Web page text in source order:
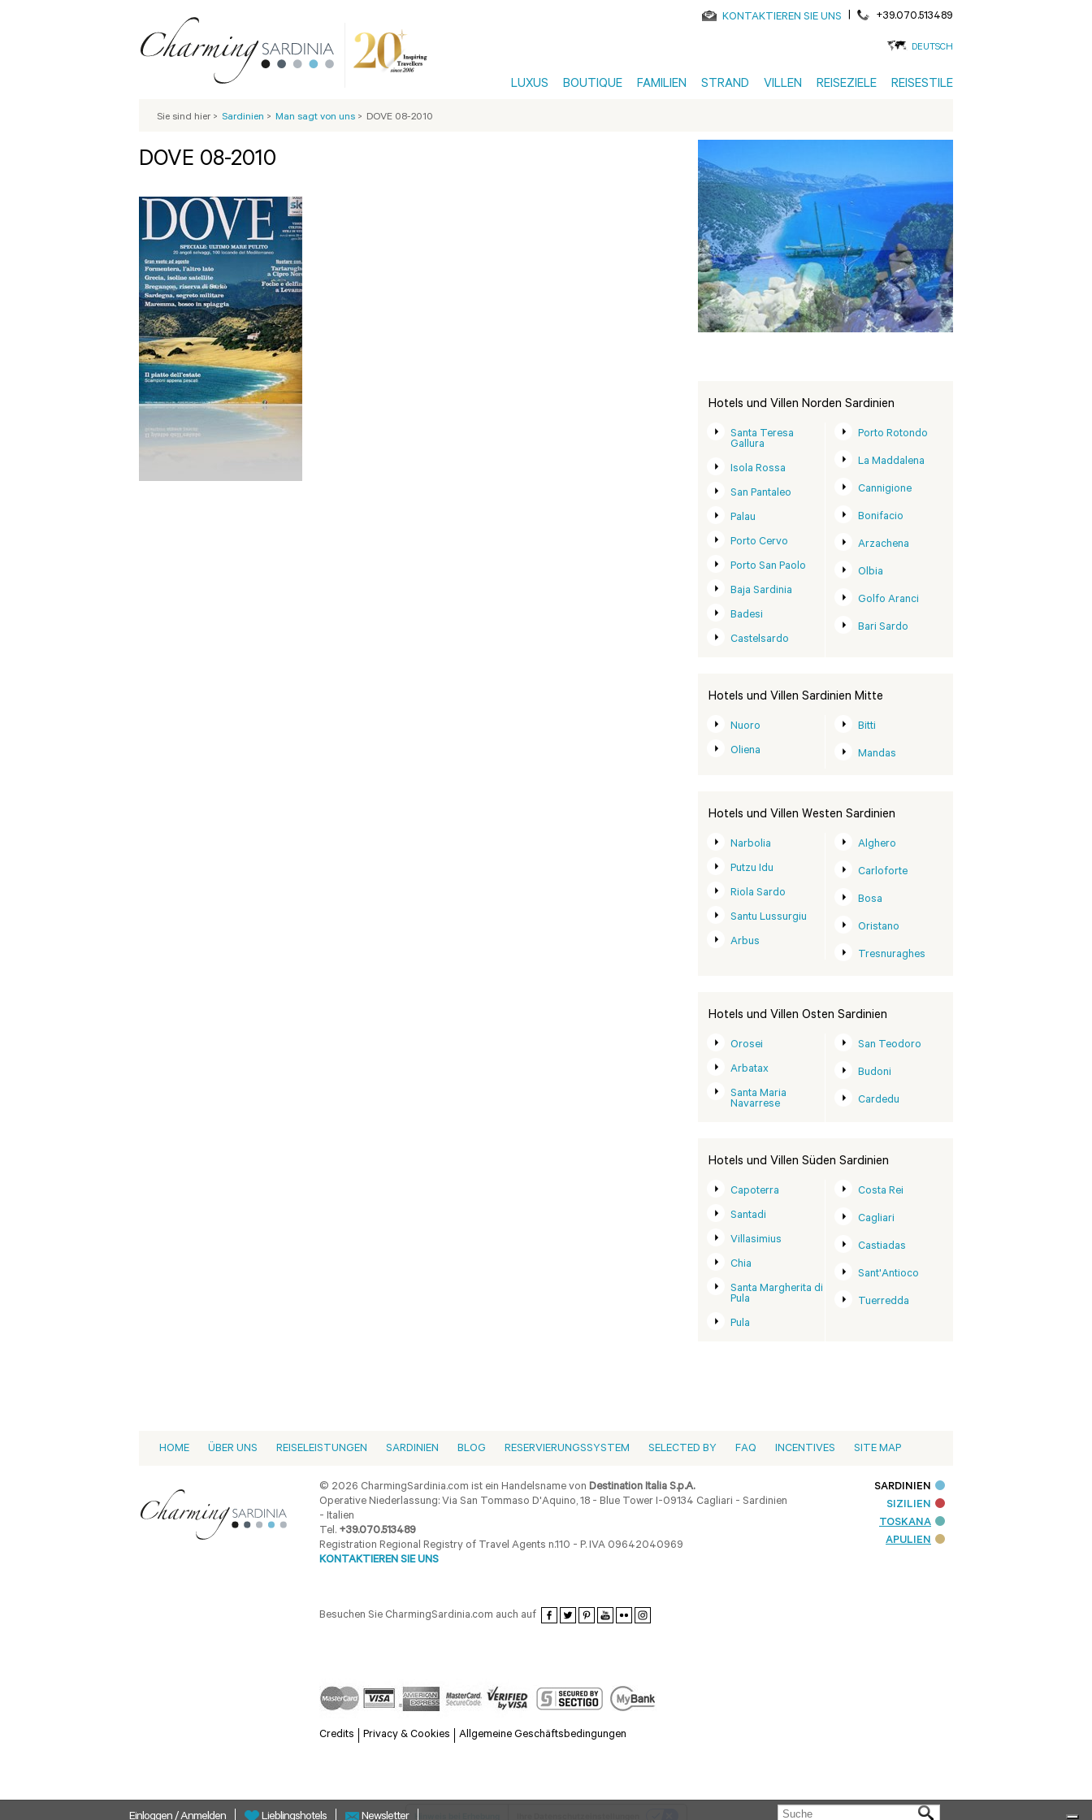
KONTAKTIEREN SIE UNS | +39.070.513489
DEUTSCH
LUXUS BOUTIQUE FAMILIEN STRAND VILLEN REISEZIELE REISESTILE
Sie sind hier > Sardinien > Man sagt von uns > DOVE 08-2010
DOVE 08-2010
Hotels und Villen Norden Sardinien
Santa Teresa
Gallura
Isola Rossa
San Pantaleo
Palau
Porto Cervo
Porto San Paolo
Baja Sardinia
Badesi
Castelsardo
Porto Rotondo
La Maddalena
Cannigione
Bonifacio
Arzachena
Olbia
Golfo Aranci
Bari Sardo
Hotels und Villen Sardinien Mitte
Nuoro
Oliena
Bitti
Mandas
Hotels und Villen Westen Sardinien
Narbolia
Putzu Idu
Riola Sardo
Santu Lussurgiu
Arbus
Alghero
Carloforte
Bosa
Oristano
Tresnuraghes
Hotels und Villen Osten Sardinien
Orosei
Arbatax
Santa Maria
Navarrese
San Teodoro
Budoni
Cardedu
Hotels und Villen Süden Sardinien
Capoterra
Santadi
Villasimius
Chia
Santa Margherita di
Pula
Pula
Costa Rei
Cagliari
Castiadas
Sant'Antioco
Tuerredda
HOME ÜBER UNS REISELEISTUNGEN SARDINIEN BLOG RESERVIERUNGSSYSTEM SELECTED BY FAQ INCENTIVES SITE MAP
© 2026 CharmingSardinia.com ist ein Handelsname vonDestination Italia S.p.A.
Operative Niederlassung: Via San Tommaso D'Aquino, 18 - Blue Tower I-09134 Cagliari - Sardinien
- Italien
Tel. +39.070.513489
Registration Regional Registry of Travel Agents n.110 - P. IVA 09642040969
KONTAKTIEREN SIE UNS
Besuchen Sie CharmingSardinia.com auch auf
Credits Privacy & Cookies Allgemeine Geschäftsbedingungen
SARDINIEN
SIZILIEN
TOSKANA
APULIEN